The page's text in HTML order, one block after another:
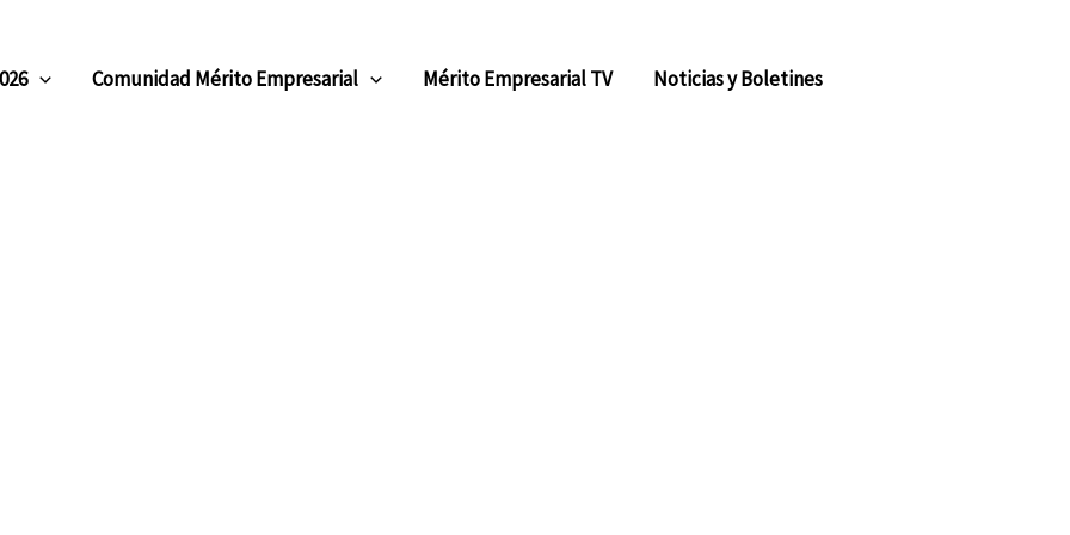
Comunidad Mérito Empresarial Mérito Empresarial TV Noticias y Boletines